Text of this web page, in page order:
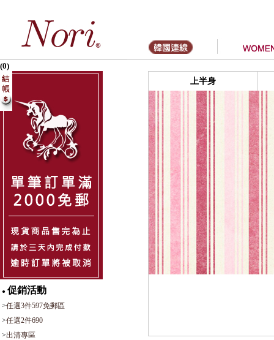
(0)
● 促銷活動
>任選3件597免郵區
>任選2件690
>出清專區
上半身